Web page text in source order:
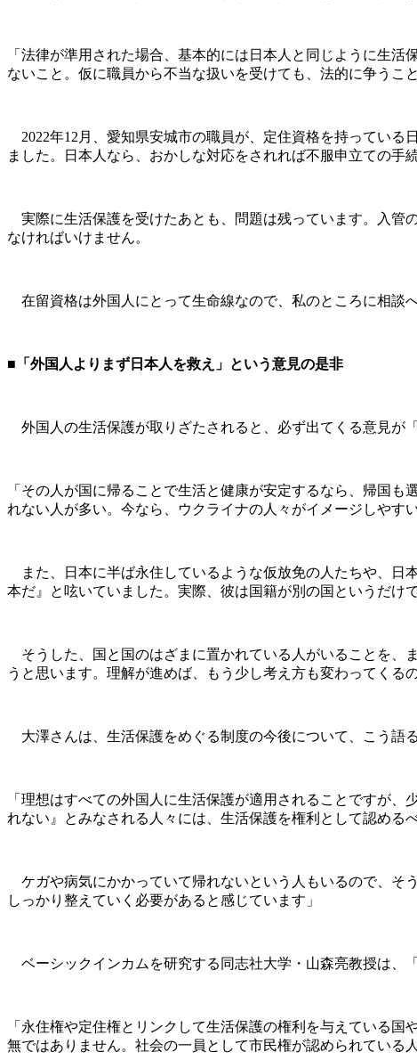
「法律が準用された場合、基本的には日本人と同じように生
ないこと。仮に職員から不当な扱いを受けても、法的に争うこ
2022年12月、愛知県安城市の職員が、定住資格を持っている
ました。日本人なら、おかしな対応をされれば不服申立ての手
実際に生活保護を受けたあとも、問題は残っています。入管
なければいけません。
在留資格は外国人にとって生命線なので、私のところに相談
■「外国人よりまず日本人を救え」という意見の是非
外国人の生活保護が取りざたされると、必ず出てくる意見が
「その人が国に帰ることで生活と健康が安定するなら、帰国
れない人が多い。今なら、ウクライナの人々がイメージしやす
また、日本に半ば永住しているような仮放免の人たちや、日
本だ』と呟いていました。実際、彼は国籍が別の国というだけ
そうした、国と国のはざまに置かれている人がいることを、
うと思います。理解が進めば、もう少し考え方も変わってくる
大澤さんは、生活保護をめぐる制度の今後について、こう語る
「理想はすべての外国人に生活保護が適用されることですが
れない』とみなされる人々には、生活保護を権利として認める
ケガや病気にかかっていて帰れないという人もいるので、そ
しっかり整えていく必要があると感じています」
ベーシックインカムを研究する同志社大学・山森亮教授は、
「永住権や定住権とリンクして生活保護の権利を与えている
無ではありません。社会の一員として市民権が認められている